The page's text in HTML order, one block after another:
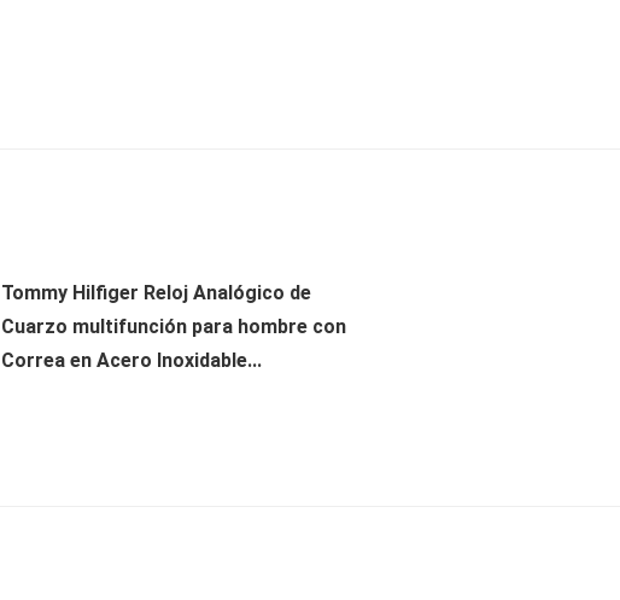
Tommy Hilfiger Reloj Analógico de
Cuarzo multifunción para hombre con
Correa en Acero Inoxidable...